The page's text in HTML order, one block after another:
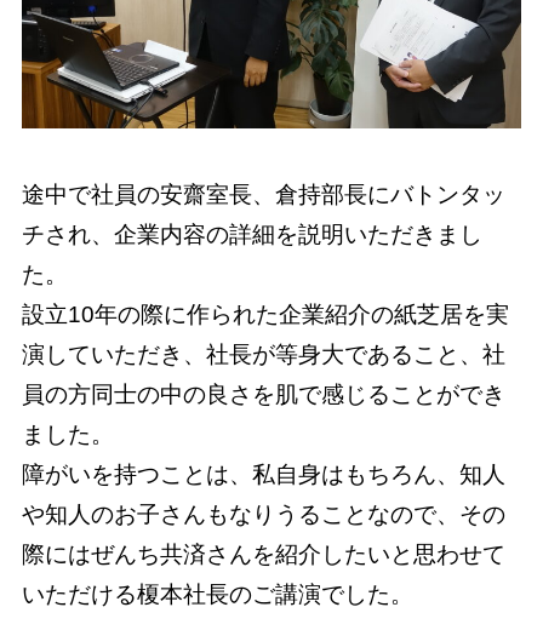
途中で社員の安齋室長、倉持部長にバトンタッ
チされ、企業内容の詳細を説明いただきまし
た。
設立10年の際に作られた企業紹介の紙芝居を実
演していただき、社長が等身大であること、社
員の方同士の中の良さを肌で感じることができ
ました。
障がいを持つことは、私自身はもちろん、知人
や知人のお子さんもなりうることなので、その
際にはぜんち共済さんを紹介したいと思わせて
いただける榎本社長のご講演でした。